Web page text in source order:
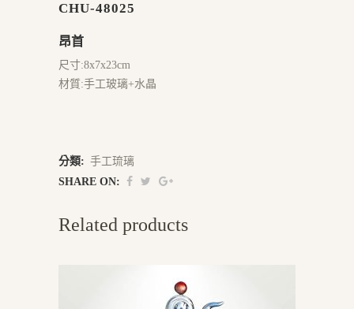
CHU-48025
昂首
尺寸:8x7x23cm
材質:手工玻璃+水晶
分類: 手工琉璃
SHARE ON:
Related products